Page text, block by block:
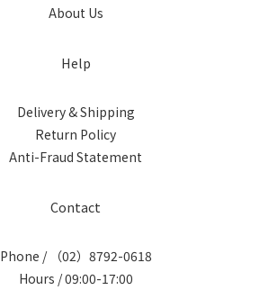
About Us
Help
Delivery & Shipping
Return Policy
Anti-Fraud Statement
Contact
Phone / （02）8792-0618
Hours / 09:00-17:00